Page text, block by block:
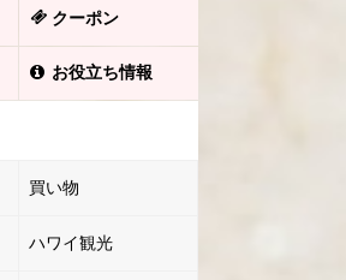
クーポン
お役立ち情報
買い物
ハワイ観光